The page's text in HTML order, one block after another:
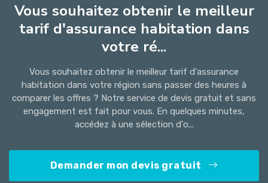
Vous souhaitez obtenir le meilleur
tarif d'assurance habitation dans
votre ré...
Vous souhaitez obtenir le meilleur tarif d'assurance
habitation dans votre région sans passer des heures à
comparer les offres ? Notre service de devis gratuit et sans
engagement est fait pour vous. En quelques minutes,
accédez à une sélection d'o...
Demander mon devis gratuit